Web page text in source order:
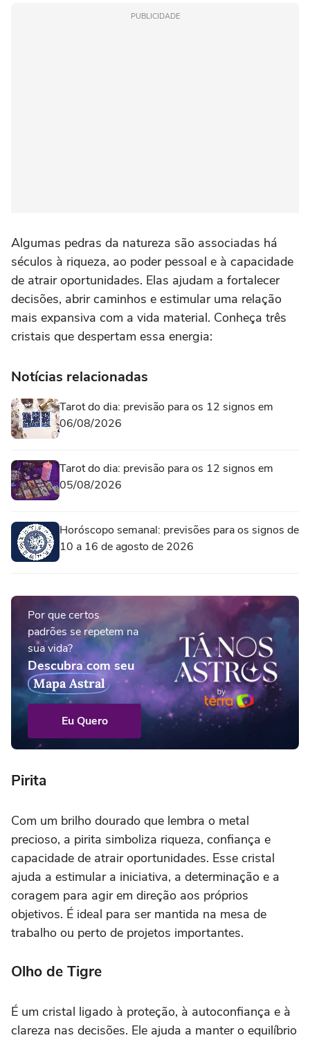
PUBLICIDADE
Algumas pedras da natureza são associadas há
séculos à riqueza, ao poder pessoal e à capacidade
de atrair oportunidades. Elas ajudam a fortalecer
decisões, abrir caminhos e estimular uma relação
mais expansiva com a vida material. Conheça três
cristais que despertam essa energia:
Notícias relacionadas
Tarot do dia: previsão para os 12 signos em
06/08/2026
Tarot do dia: previsão para os 12 signos em
05/08/2026
Horóscopo semanal: previsões para os signos de
10 a 16 de agosto de 2026
Por que certos
padrões se repetem na
sua vida?
Descubra com seu
Mapa Astral
Eu Quero
Pirita
Com um brilho dourado que lembra o metal
precioso, a pirita simboliza riqueza, confiança e
capacidade de atrair oportunidades. Esse cristal
ajuda a estimular a iniciativa, a determinação e a
coragem para agir em direção aos próprios
objetivos. É ideal para ser mantida na mesa de
trabalho ou perto de projetos importantes.
Olho de Tigre
É um cristal ligado à proteção, à autoconfiança e à
clareza nas decisões. Ele ajuda a manter o equilíbrio